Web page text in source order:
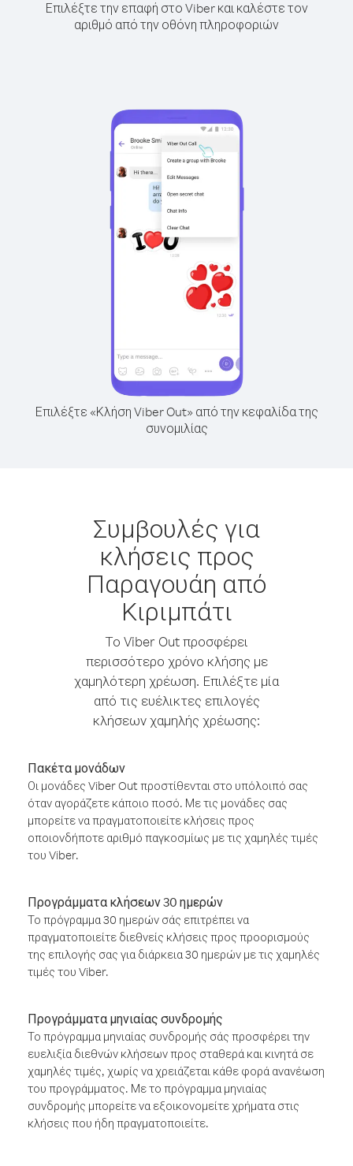
Επιλέξτε την επαφή στο Viber και καλέστε τον
αριθμό από την οθόνη πληροφοριών
Επιλέξτε «Κλήση Viber Out» από την κεφαλίδα της
συνομιλίας
Συμβουλές για
κλήσεις προς
Παραγουάη από
Κιριμπάτι
Το Viber Out προσφέρει
περισσότερο χρόνο κλήσης με
χαμηλότερη χρέωση. Επιλέξτε μία
από τις ευέλικτες επιλογές
κλήσεων χαμηλής χρέωσης:
Πακέτα μονάδων
Οι μονάδες Viber Out προστίθενται στο υπόλοιπό σας
όταν αγοράζετε κάποιο ποσό. Με τις μονάδες σας
μπορείτε να πραγματοποιείτε κλήσεις προς
οποιονδήποτε αριθμό παγκοσμίως με τις χαμηλές τιμές
του Viber.
Προγράμματα κλήσεων 30 ημερών
Το πρόγραμμα 30 ημερών σάς επιτρέπει να
πραγματοποιείτε διεθνείς κλήσεις προς προορισμούς
της επιλογής σας για διάρκεια 30 ημερών με τις χαμηλές
τιμές του Viber.
Προγράμματα μηνιαίας συνδρομής
Το πρόγραμμα μηνιαίας συνδρομής σάς προσφέρει την
ευελιξία διεθνών κλήσεων προς σταθερά και κινητά σε
χαμηλές τιμές, χωρίς να χρειάζεται κάθε φορά ανανέωση
του προγράμματος. Με το πρόγραμμα μηνιαίας
συνδρομής μπορείτε να εξοικονομείτε χρήματα στις
κλήσεις που ήδη πραγματοποιείτε.